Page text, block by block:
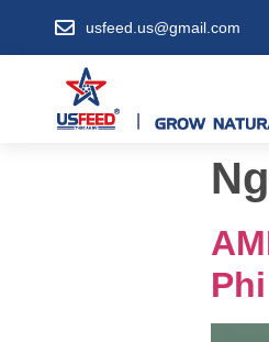
usfeed.us@gmail.com